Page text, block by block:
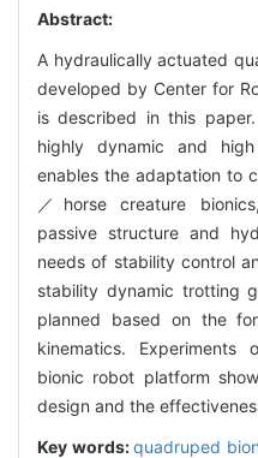
Abstract:
A hydraulically actuated
developed by Center for
is described in this
highly dynamic and
enables the adaptation to
／horse creature
passive structure and
needs of stability control
stability dynamic trotting
planned based on the
kinematics.
bionic robot platform
design and the
Key words:quadruped